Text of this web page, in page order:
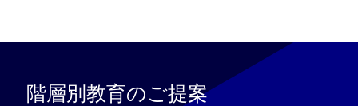
階層別教育のご提案